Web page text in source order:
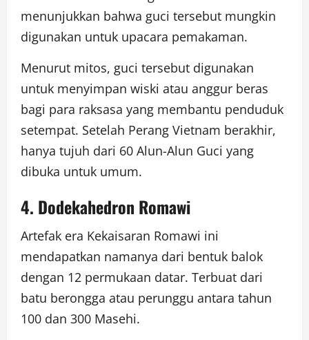
menunjukkan bahwa guci tersebut mungkin
digunakan untuk upacara pemakaman.
Menurut mitos, guci tersebut digunakan
untuk menyimpan wiski atau anggur beras
bagi para raksasa yang membantu penduduk
setempat. Setelah Perang Vietnam berakhir,
hanya tujuh dari 60 Alun-Alun Guci yang
dibuka untuk umum.
4. Dodekahedron Romawi
Artefak era Kekaisaran Romawi ini
mendapatkan namanya dari bentuk balok
dengan 12 permukaan datar. Terbuat dari
batu berongga atau perunggu antara tahun
100 dan 300 Masehi.